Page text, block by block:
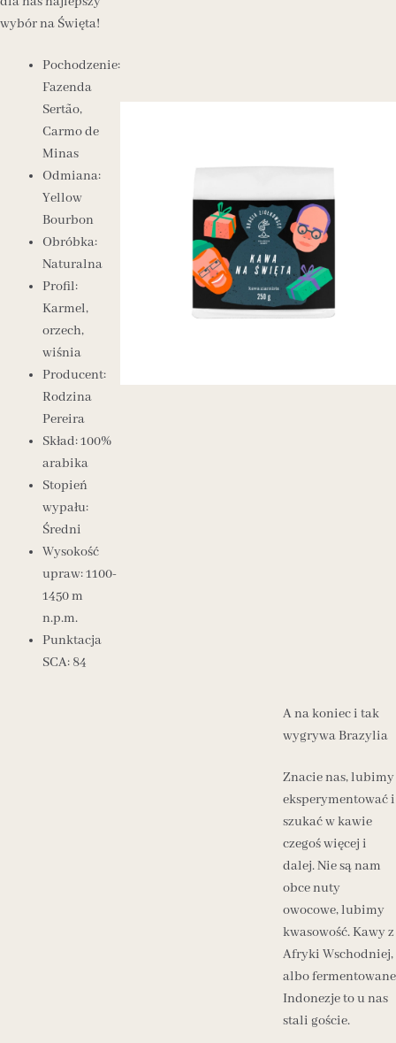
wybór na Święta!
Pochodzenie:
Fazenda
Sertão,
Carmo de
Minas
Odmiana:
Yellow
Bourbon
Obróbka:
Naturalna
Profil:
Karmel,
orzech,
wiśnia
Producent:
Rodzina
Pereira
Skład: 100%
arabika
Stopień
wypału:
Średni
Wysokość
upraw: 1100-
1450 m
n.p.m.
Punktacja
SCA: 84
A na koniec i tak
wygrywa Brazylia
Znacie nas, lubimy
eksperymentować i
szukać w kawie
czegoś więcej i
dalej. Nie są nam
obce nuty
owocowe, lubimy
kwasowość. Kawy z
Afryki Wschodniej,
albo fermentowane
Indonezje to u nas
stali goście.